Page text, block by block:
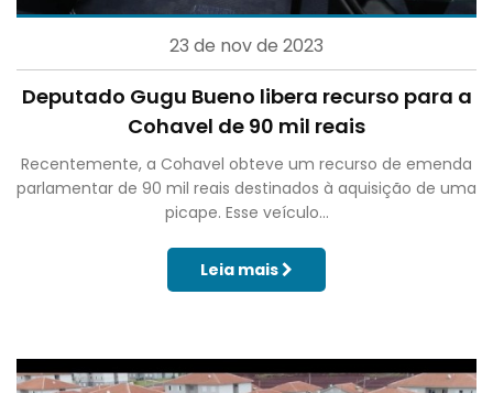
23 de nov de 2023
Deputado Gugu Bueno libera recurso para a
Cohavel de 90 mil reais
Recentemente, a Cohavel obteve um recurso de emenda
parlamentar de 90 mil reais destinados à aquisição de uma
picape. Esse veículo...
Leia mais